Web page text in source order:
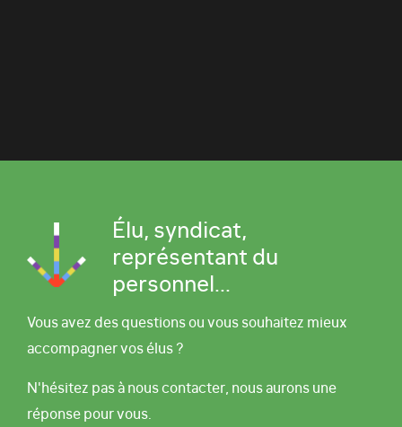
Élu, syndicat,
représentant du
personnel...
Vous avez des questions ou vous souhaitez mieux
accompagner vos élus ?
N'hésitez pas à nous contacter, nous aurons une
réponse pour vous.